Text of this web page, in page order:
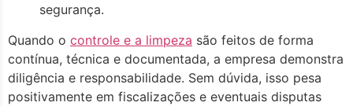
segurança.
Quando o controle e a limpeza são feitos de forma
contínua, técnica e documentada, a empresa demonstra
diligência e responsabilidade. Sem dúvida, isso pesa
positivamente em fiscalizações e eventuais disputas